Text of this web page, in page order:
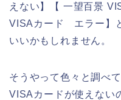
えない】【 一望百景
VISAカード エラー】
いいかもしれません。
そうやって色々と調べ
VISAカードが使えない